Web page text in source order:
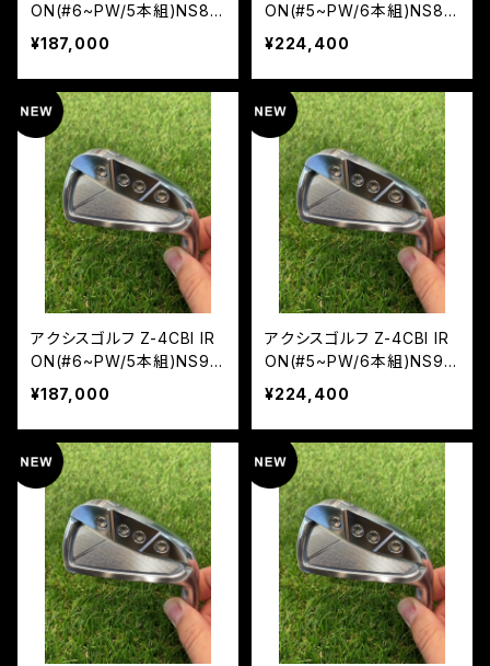
ON(#6~PW/5本組)NS85
0 NEO
¥187,000
ON(#5~PW/6本組)NS85
0 NEO
¥224,400
アクシスゴルフ Z-4CBI IR
ON(#6~PW/5本組)NS95
0 NEO
¥187,000
アクシスゴルフ Z-4CBI IR
ON(#5~PW/6本組)NS95
0 NEO
¥224,400